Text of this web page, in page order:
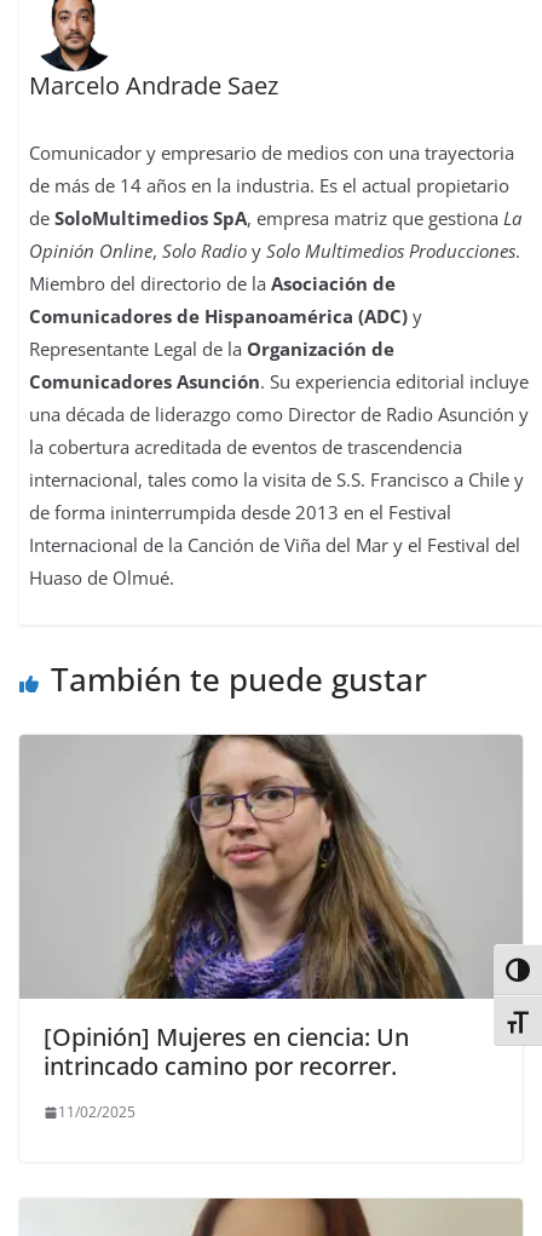
Marcelo Andrade Saez
Comunicador y empresario de medios con una trayectoria
de más de 14 años en la industria. Es el actual propietario
deSoloMultimedios SpA, empresa matriz que gestionaLa
Opinión Online,Solo Radio ySolo Multimedios Producciones.
Miembro del directorio de laAsociación de
Comunicadores de Hispanoamérica (ADC) y
Representante Legal de la Organización de
Comunicadores Asunción. Su experiencia editorial incluye
una década de liderazgo como Director de Radio Asunción y
la cobertura acreditada de eventos de trascendencia
internacional, tales como la visita de S.S. Francisco a Chile y
de forma ininterrumpida desde 2013 en el Festival
Internacional de la Canción de Viña del Mar y el Festival del
Huaso de Olmué.
También te puede gustar
[Opinión] Mujeres en ciencia: Un
intrincado camino por recorrer.
11/02/2025